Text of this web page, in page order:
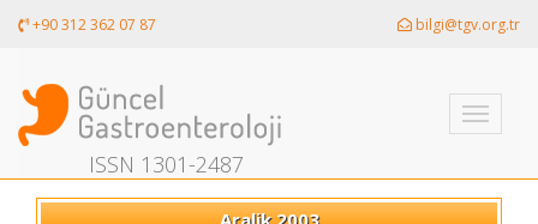
+90 312 362 07 87 bilgi@tgv.org.tr
Toggle
ISSN 1301-2487
Aralik 2003